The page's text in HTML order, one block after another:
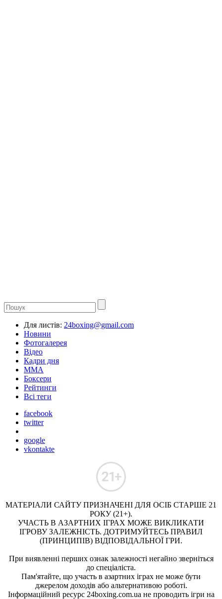
Для листів: 24boxing@gmail.com
Новини
Фотогалерея
Відео
Кадри дня
ММА
Боксери
Рейтинги
Всі теги
facebook
twitter
google
vkontakte
МАТЕРІАЛИ САЙТУ ПРИЗНАЧЕНІ ДЛЯ ОСІБ СТАРШЕ 21
РОКУ (21+).
УЧАСТЬ В АЗАРТНИХ ІГРАХ МОЖЕ ВИКЛИКАТИ
ІГРОВУ ЗАЛЕЖНІСТЬ. ДОТРИМУЙТЕСЬ ПРАВИЛ
(ПРИНЦИПІВ) ВІДПОВІДАЛЬНОЇ ГРИ.
При виявленні перших ознак залежності негайно зверніться
до спеціаліста.
Пам'ятайте, що участь в азартних іграх не може бути
джерелом доходів або альтернативою роботі.
Інформаційний ресурс 24boxing.com.ua не проводить ігри на